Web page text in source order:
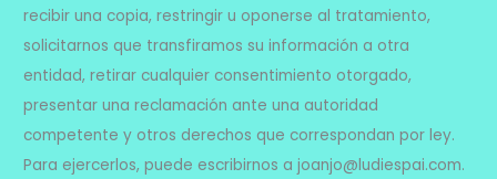
recibir una copia, restringir u oponerse al tratamiento,
solicitarnos que transfiramos su información a otra
entidad, retirar cualquier consentimiento otorgado,
presentar una reclamación ante una autoridad
competente y otros derechos que correspondan por ley.
Para ejercerlos, puede escribirnos a joanjo@ludiespai.com.